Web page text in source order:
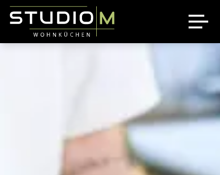
Referenzen
News
Jobs